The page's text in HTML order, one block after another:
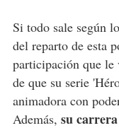
Si todo sale según
del reparto de esta
participación que le
de que su serie
animadora con
Además, su